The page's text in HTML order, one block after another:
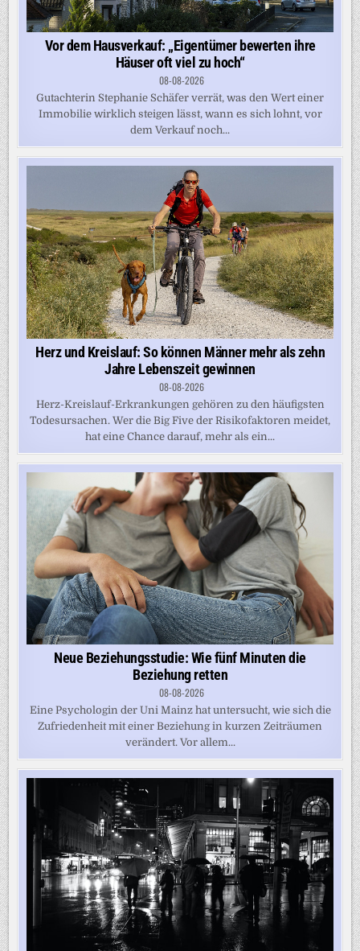
Vor dem Hausverkauf: „Eigentümer bewerten ihre
Häuser oft viel zu hoch“
08-08-2026
Gutachterin Stephanie Schäfer verrät, was den Wert einer
Immobilie wirklich steigen lässt, wann es sich lohnt, vor
dem Verkauf noch...
Herz und Kreislauf: So können Männer mehr als zehn
Jahre Lebenszeit gewinnen
08-08-2026
Herz-Kreislauf-Erkrankungen gehören zu den häufigsten
Todesursachen. Wer die Big Five der Risikofaktoren meidet,
hat eine Chance darauf, mehr als ein...
Neue Beziehungsstudie: Wie fünf Minuten die
Beziehung retten
08-08-2026
Eine Psychologin der Uni Mainz hat untersucht, wie sich die
Zufriedenheit mit einer Beziehung in kurzen Zeiträumen
verändert. Vor allem...